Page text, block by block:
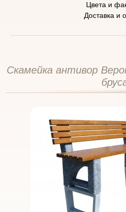
Цвета и
Доставка и
Скамейка антивор